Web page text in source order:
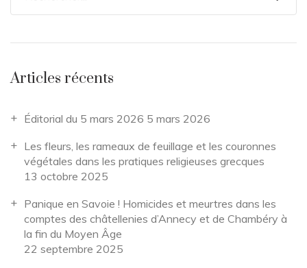
Articles récents
Éditorial du 5 mars 2026 5 mars 2026
Les fleurs, les rameaux de feuillage et les couronnes
végétales dans les pratiques religieuses grecques
13 octobre 2025
Panique en Savoie ! Homicides et meurtres dans les
comptes des châtellenies d’Annecy et de Chambéry à
la fin du Moyen Âge
22 septembre 2025